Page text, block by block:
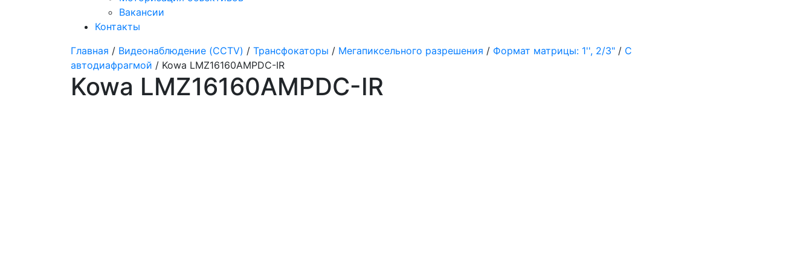
Вакансии
Контакты
Главная / Видеонаблюдение (CCTV) / Трансфокаторы / Мегапиксельного разрешения / Формат матрицы: 1'', 2/3" / С
автодиафрагмой / Kowa LMZ16160AMPDC-IR
Kowa LMZ16160AMPDC-IR